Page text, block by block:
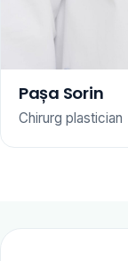
Pașa Sorin
Chirurg plastician